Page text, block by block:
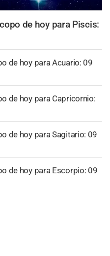
de hoy para Piscis:
de hoy para Acuario: 09
de hoy para Capricornio:
de hoy para Sagitario: 09
de hoy para Escorpio: 09